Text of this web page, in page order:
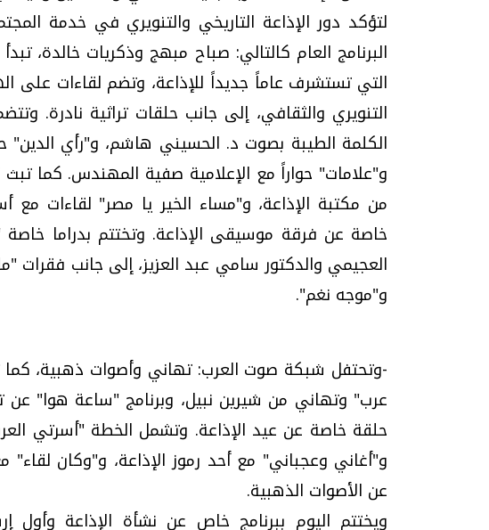
لتؤكد دور الإذاعة التاريخي والتنويري في خدمة
البرنامج العام كالتالي: صباح مبهج وذكريات خالدة،
التي تستشرف عاماً جديداً للإذاعة، وتضم لقاءات على
التنويري والثقافي، إلى جانب حلقات تراثية نادرة.
الكلمة الطيبة بصوت د. الحسيني هاشم، و"رأي الدين"
و"علامات" حواراً مع الإعلامية صفية المهندس. كما
من مكتبة الإذاعة، و"مساء الخير يا مصر" لقاءات مع
خاصة عن فرقة موسيقى الإذاعة. وتختتم بدراما
العجيمي والدكتور سامي عبد العزيز، إلى جانب فقرات
و"موجه نغم".
-وتحتفل شبكة صوت العرب: تهاني وأصوات ذهبية، كما
عرب" وتهاني من شيرين نبيل، وبرنامج "ساعة هوا" عن
حلقة خاصة عن عيد الإذاعة. وتشمل الخطة "أسرتي
و"أغاني وعجباني" مع أحد رموز الإذاعة، و"وكان لقاء"
عن الأصوات الذهبية.
ويختتم اليوم ببرنامج خاص عن نشأة الإذاعة وأول